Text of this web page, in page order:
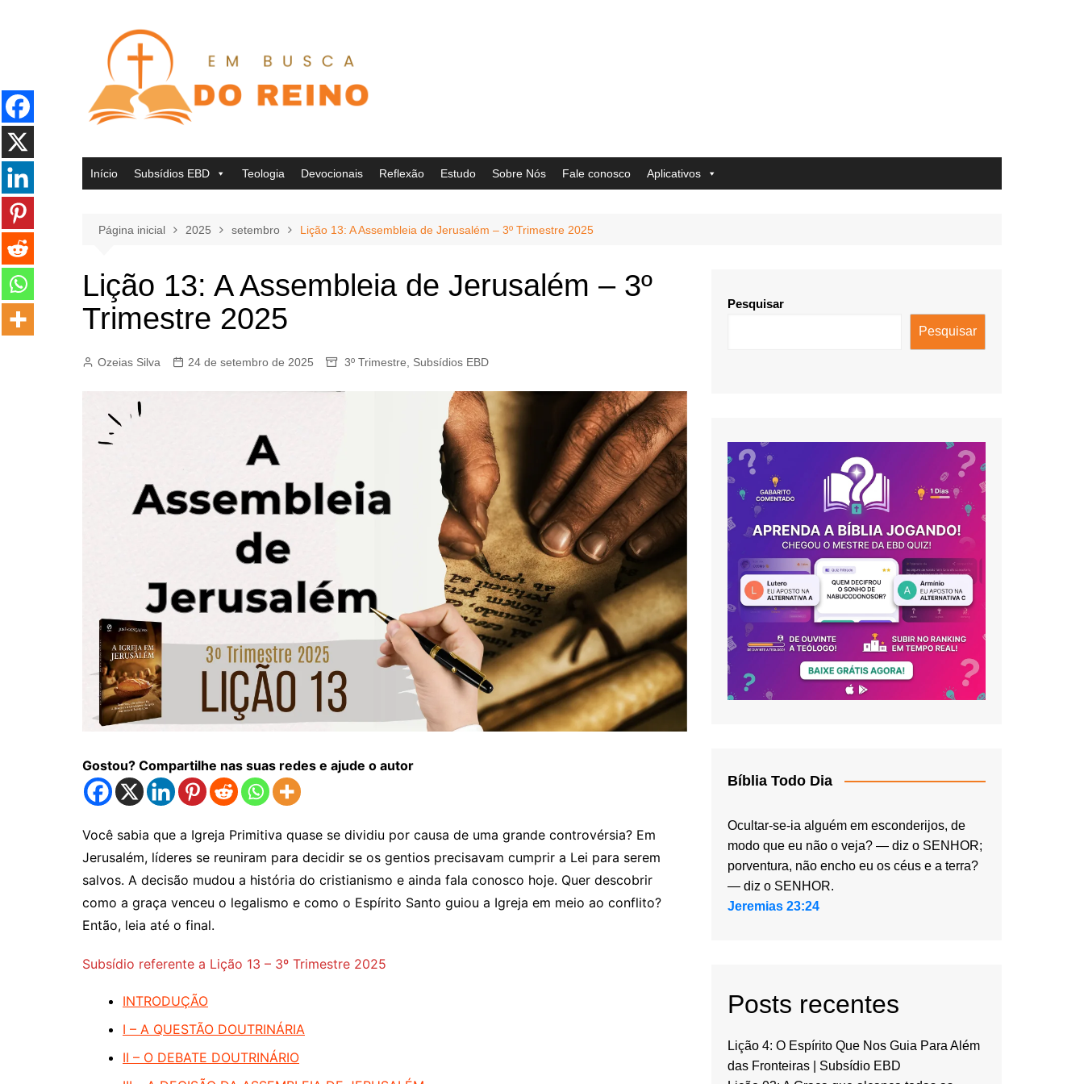
Início Subsídios EBD Teologia Devocionais Reflexão Estudo Sobre Nós Fale conosco Aplicativos
Página inicial 2025 setembro Lição 13: A Assembleia de Jerusalém – 3º Trimestre 2025
Lição 13: A Assembleia de Jerusalém – 3º
Trimestre 2025
Ozeias Silva 24 de setembro de 2025 3º Trimestre Subsídios EBD
Gostou? Compartilhe nas suas redes e ajude o autor
Você sabia que a Igreja Primitiva quase se dividiu por causa de uma grande controvérsia? Em
Jerusalém, líderes se reuniram para decidir se os gentios precisavam cumprir a Lei para serem
salvos. A decisão mudou a história do cristianismo e ainda fala conosco hoje. Quer descobrir
como a graça venceu o legalismo e como o Espírito Santo guiou a Igreja em meio ao conflito?
Então, leia até o final.
Subsídio referente a Lição 13 – 3º Trimestre 2025
INTRODUÇÃO
I – A QUESTÃO DOUTRINÁRIA
II – O DEBATE DOUTRINÁRIO
Pesquisar
Pesquisar
Bíblia Todo Dia
Ocultar-se-ia alguém em esconderijos, de
modo que eu não o veja? — diz o SENHOR;
porventura, não encho eu os céus e a terra?
— diz o SENHOR.
Jeremias 23:24
Posts recentes
Lição 4: O Espírito Que Nos Guia Para Além
das Fronteiras | Subsídio EBD